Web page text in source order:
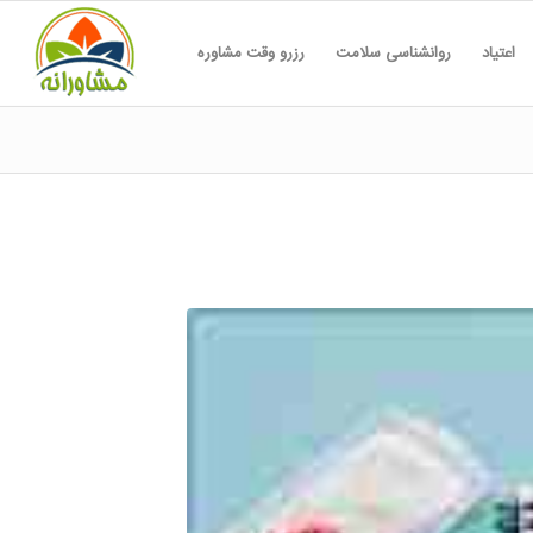
اعتیاد روانشناسی سلامت رزرو وقت مشاوره